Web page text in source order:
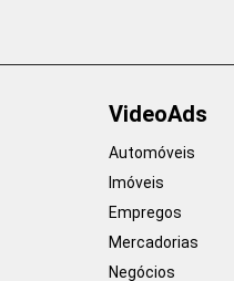
VideoAds
Automóveis
Imóveis
Empregos
Mercadorias
Negócios